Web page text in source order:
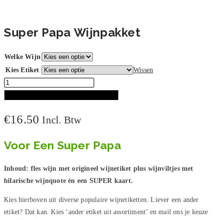
Super Papa Wijnpakket
Welke Wijn
Kies Etiket
Wissen
Super
aantal
€16.50 Incl. Btw
Voor Een Super Papa
Inhoud: fles wijn met origineel wijnetiket plus wijnviltjes met
hilarische wijnquote én een SUPER kaart.
Kies hierboven uit diverse populaire wijnetiketten. Liever een ander
etiket? Dat kan. Kies ‘ander etiket uit assortiment’ en mail ons je keuze